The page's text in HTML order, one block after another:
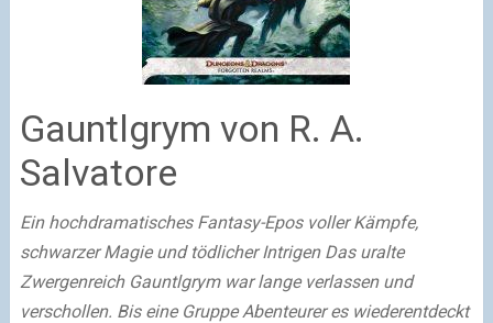
Gauntlgrym von R. A.
Salvatore
Ein hochdramatisches Fantasy-Epos voller Kämpfe,
schwarzer Magie und tödlicher Intrigen Das uralte
Zwergenreich Gauntlgrym war lange verlassen und
verschollen. Bis eine Gruppe Abenteurer es wiederentdeckt